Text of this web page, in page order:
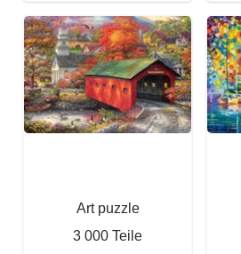
Art puzzle
3 000 Teile